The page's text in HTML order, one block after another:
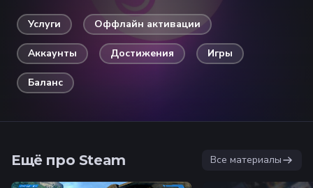
Услуги Оффлайн активации
Аккаунты Достижения Игры
Баланс
Ещё про Steam Все материалы